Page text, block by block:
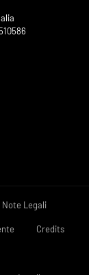
Note Legali
Credits